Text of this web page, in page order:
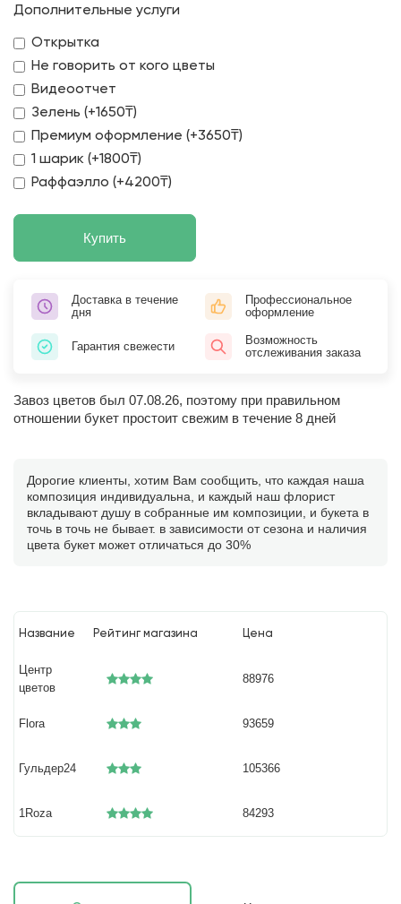
Дополнительные услуги
Открытка
Не говорить от кого цветы
Видеоотчет
Зелень (+1650₸)
Премиум оформление (+3650₸)
1 шарик (+1800₸)
Раффаэлло (+4200₸)
Купить
Доставка в течение
дня
Профессиональное
оформление
Гарантия свежести
Возможность
отслеживания заказа
Завоз цветов был 07.08.26, поэтому при правильном
отношении букет простоит свежим в течение 8 дней
Дорогие клиенты, хотим Вам сообщить, что каждая наша
композиция индивидуальна, и каждый наш флорист
вкладывают душу в собранные им композиции, и букета в
точь в точь не бывает. в зависимости от сезона и наличия
цвета букет может отличаться до 30%
Название Рейтинг магазина Цена
Центр
цветов
88976
Flora 93659
Гульдер24 105366
1Roza 84293